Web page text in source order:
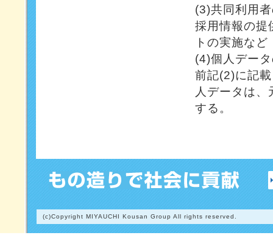
(3)共同利用
採用情報の提
トの実施など
(4)個人デー
前記(2)に記
人データは
する。
(c)Copyright MIYAUCHI Kousan Group All rights reserved.